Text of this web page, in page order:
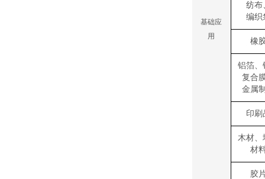
基础应
用
纺布
编织
橡
铝箔、
复合
金属
印刷
木材、
材
胶